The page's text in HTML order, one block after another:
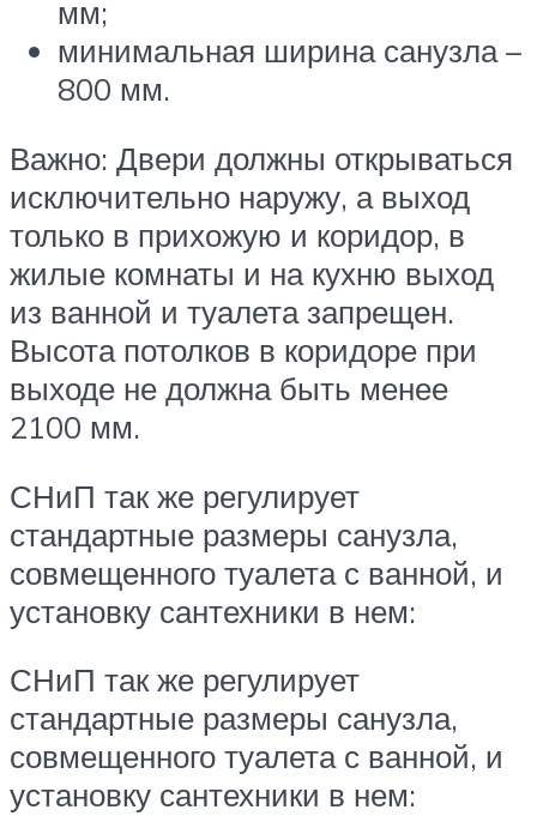
мм;
минимальная ширина санузла –
800 мм.
Важно: Двери должны открываться
исключительно наружу, а выход
только в прихожую и коридор, в
жилые комнаты и на кухню выход
из ванной и туалета запрещен.
Высота потолков в коридоре при
выходе не должна быть менее
2100 мм.
СНиП так же регулирует
стандартные размеры санузла,
совмещенного туалета с ванной, и
установку сантехники в нем:
СНиП так же регулирует
стандартные размеры санузла,
совмещенного туалета с ванной, и
установку сантехники в нем: